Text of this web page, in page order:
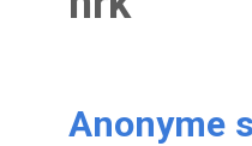
Anonyme